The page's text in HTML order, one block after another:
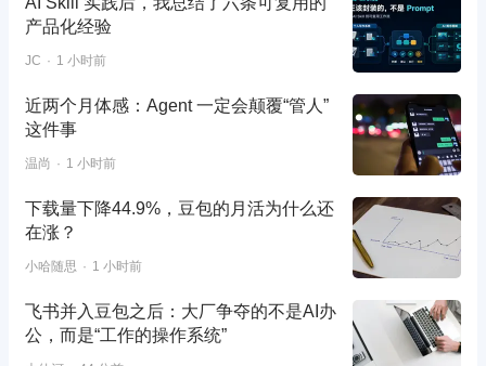
产品化经验
JC 1 小时前
近两个月体感：Agent 一定会颠覆“管人”
这件事
温尚 1 小时前
下载量下降44.9%，豆包的月活为什么还
在涨？
小哈随思 1 小时前
飞书并入豆包之后：大厂争夺的不是AI办
公，而是“工作的操作系统”